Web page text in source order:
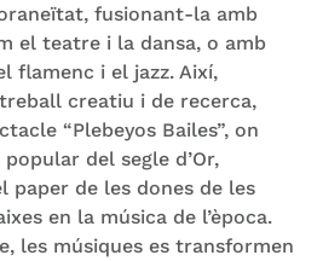
fusionant-la amb
el teatre i la dansa, o amb
flamenc i el jazz. Així,
creatiu i de recerca,
“Plebeyos Bailes”, on
del segle d’Or,
paper de les dones de les
en la música de l’època.
les músiques es transformen